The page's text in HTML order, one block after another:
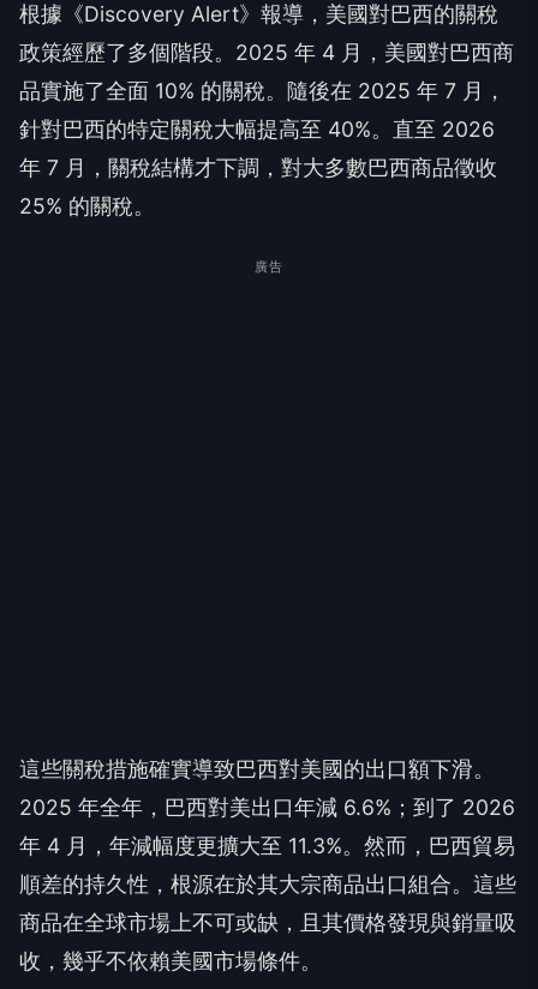
根據《Discovery Alert》報導，美國對巴西的關稅
政策經歷了多個階段。2025 年 4 月，美國對巴西商
品實施了全面 10% 的關稅。隨後在 2025 年 7 月，
針對巴西的特定關稅大幅提高至 40%。直至 2026
年 7 月，關稅結構才下調，對大多數巴西商品徵收
25% 的關稅。
廣告
這些關稅措施確實導致巴西對美國的出口額下滑。
2025 年全年，巴西對美出口年減 6.6%；到了 2026
年 4 月，年減幅度更擴大至 11.3%。然而，巴西貿易
順差的持久性，根源在於其大宗商品出口組合。這些
商品在全球市場上不可或缺，且其價格發現與銷量吸
收，幾乎不依賴美國市場條件。